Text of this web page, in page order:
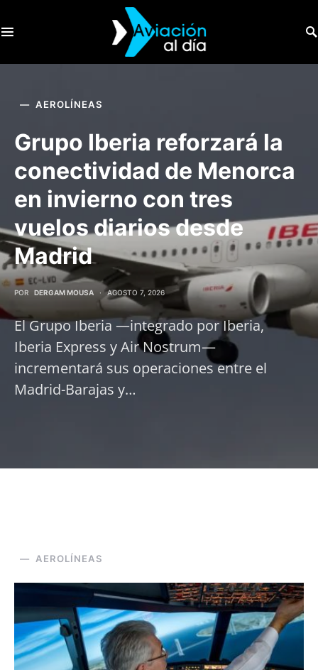
AEROLÍNEAS
Grupo Iberia reforzará la
conectividad de Menorca
en invierno con tres
vuelos diarios desde
Madrid
POR DERGAM MOUSA AGOSTO 7, 2026
El Grupo Iberia —integrado por Iberia,
Iberia Express y Air Nostrum—
incrementará sus operaciones entre el
Madrid-Barajas y…
AEROLÍNEAS